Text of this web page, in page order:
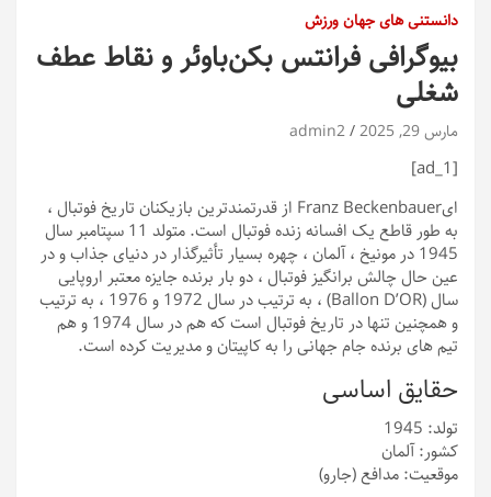
دانستنی های جهان ورزش
بیوگرافی فرانتس بکن‌باوئر و نقاط عطف
شغلی
مارس 29, 2025 admin2
[ad_1]
ای
Franz Beckenbauer از قدرتمندترین بازیکنان تاریخ فوتبال ،
به طور قاطع یک افسانه زنده فوتبال است. متولد 11 سپتامبر سال
1945 در مونیخ ، آلمان ، چهره بسیار تأثیرگذار در دنیای جذاب و در
عین حال چالش برانگیز فوتبال ، دو بار برنده جایزه معتبر اروپایی
سال (Ballon D’OR) ، به ترتیب در سال 1972 و 1976 ، به ترتیب
و همچنین تنها در تاریخ فوتبال است که هم در سال 1974 و هم
تیم های برنده جام جهانی را به کاپیتان و مدیریت کرده است.
حقایق اساسی
تولد: 1945
کشور: آلمان
موقعیت: مدافع (جارو)